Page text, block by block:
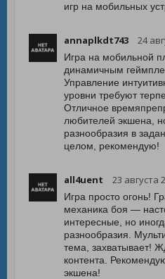
игр на мобильных
annaplkdt743 24
Игра на мобильной
динамичным
Управление
уровни требуют
Отличное
любителей экшена,
разнообразия в
целом, рекомендую!
all4uent 23 августа
Игра просто огонь!
механика боя —
интересные, но
разнообразия.
тема, захватывает!
контента.
экшена!